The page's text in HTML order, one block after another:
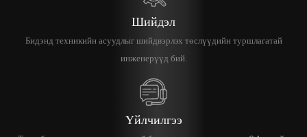
Шийдэл
Бидэнд техникийн асуудлыг шийдвэрлэх төслүүдийн туршлагатай
инженерүүд бий.
Үйлчилгээ